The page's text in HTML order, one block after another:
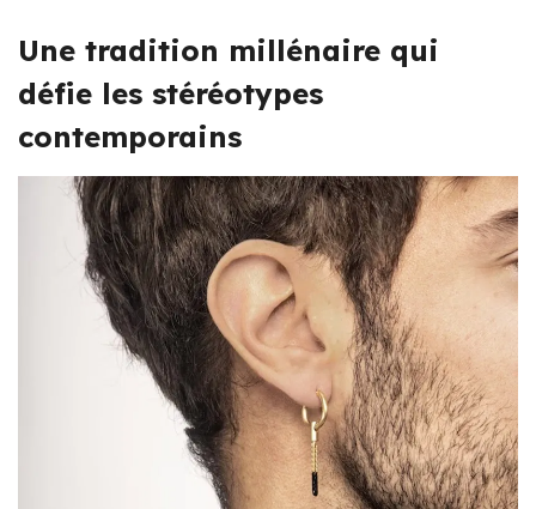
Une tradition millénaire qui
défie les stéréotypes
contemporains